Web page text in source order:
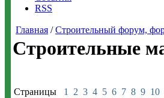
RSS
Главная /Строительный форум,
Строительные
Страницы 1 2 3 4 5 6 7 8 9 10